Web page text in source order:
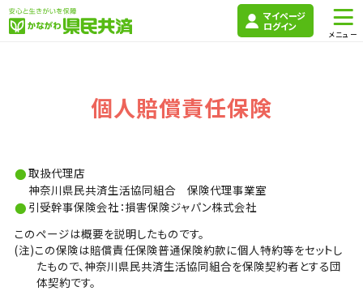
マイページ
ログイン
個人賠償責任保険
取扱代理店
神奈川県民共済生活協同組合 保険代理事業室
引受幹事保険会社：損害保険ジャパン株式会社
このページは概要を説明したものです。
(注)この保険は賠償責任保険普通保険約款に個人特約等をセットし
たもので、神奈川県民共済生活協同組合を保険契約者とする団
体契約です。